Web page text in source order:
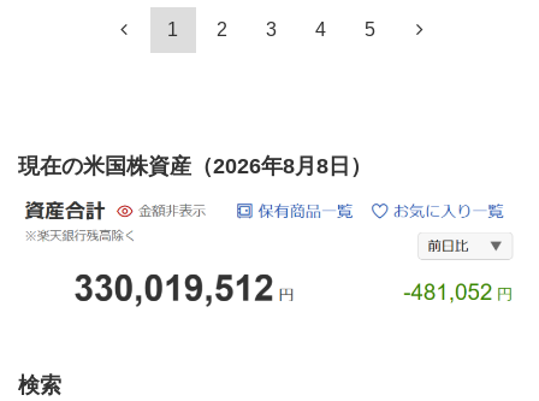
1 2 3 4 5
現在の米国株資産（2026年8月8日）
検索